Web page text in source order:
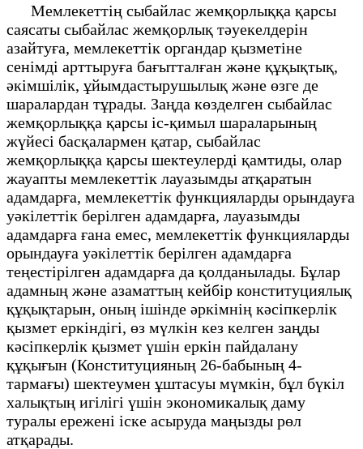
Мемлекеттің сыбайлас жемқорлыққа қарсы
саясаты сыбайлас жемқорлық тәуекелдерін
азайтуға, мемлекеттік органдар қызметіне
сенімді арттыруға бағытталған және құқықтық,
әкімшілік, ұйымдастырушылық және өзге де
шаралардан тұрады. Заңда көзделген сыбайлас
жемқорлыққа қарсы іс-қимыл шараларының
жүйесі басқалармен қатар, сыбайлас
жемқорлыққа қарсы шектеулерді қамтиды, олар
жауапты мемлекеттік лауазымды атқаратын
адамдарға, мемлекеттік функцияларды орындауға
уәкілеттік берілген адамдарға, лауазымды
адамдарға ғана емес, мемлекеттік функцияларды
орындауға уәкілеттік берілген адамдарға
теңестірілген адамдарға да қолданылады. Бұлар
адамның және азаматтың кейбір конституциялық
құқықтарын, оның ішінде әркімнің кәсіпкерлік
қызмет еркіндігі, өз мүлкін кез келген заңды
кәсіпкерлік қызмет үшін еркін пайдалану
құқығын (Конституцияның 26-бабының 4-
тармағы) шектеумен ұштасуы мүмкін, бұл бүкіл
халықтың игілігі үшін экономикалық даму
туралы ережені іске асыруда маңызды рөл
атқарады.